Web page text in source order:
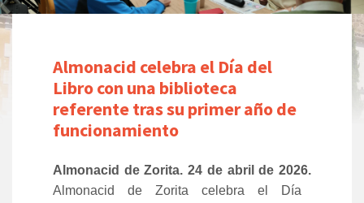
Almonacid celebra el Día del
Libro con una biblioteca
referente tras su primer año de
funcionamiento
Almonacid de Zorita. 24 de abril de 2026.
Almonacid de Zorita celebra el Día